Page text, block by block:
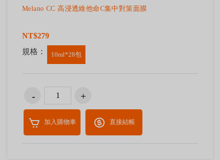
Melano CC 高浸透維他命C集中對策面膜
NT$279
規格：
10ml*28包
加入購物車 直接結帳